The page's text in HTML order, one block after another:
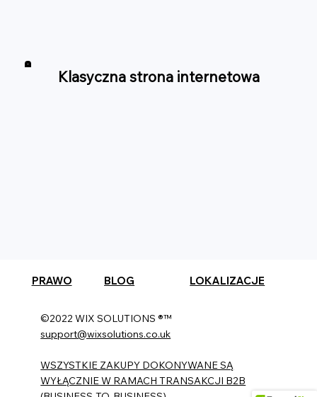
Klasyczna strona internetowa
PRAWO BLOG LOKALIZACJE
©2022 WIX SOLUTIONS ®™
support@wixsolutions.co.uk
WSZYSTKIE ZAKUPY DOKONYWANE SĄ
WYŁĄCZNIE W RAMACH TRANSAKCJI B2B